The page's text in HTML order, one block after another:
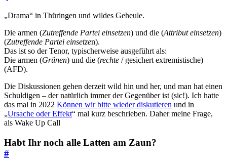
„Drama“ in Thüringen und wildes Geheule.
Die armen (Zutreffende Partei einsetzen) und die (Attribut einsetzen)
(Zutreffende Partei einsetzen).
Das ist so der Tenor, typischerweise ausgeführt als:
Die armen (Grünen) und die (rechte / gesichert extremistische)
(AFD).
Die Diskussionen gehen derzeit wild hin und her, und man hat einen
Schuldigen – der natürlich immer der Gegenüber ist (sic!). Ich hatte
das mal in 2022 Können wir bitte wieder diskutieren und in
„Ursache oder Effekt“ mal kurz beschrieben. Daher meine Frage,
als Wake Up Call
Habt Ihr noch alle Latten am Zaun?
#